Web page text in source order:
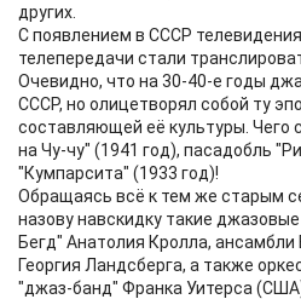
других.
С появлением в СССР
телепередачи стали
Очевидно, что на 30-40-е годы
СССР, но олицетворял собой ту
составляющей её культуры. Чего
на Чу-чу" (1941 год), пасадобль
"Кумпарсита" (1933 год)!
Обращаясь всё к тем же старым
назову навскидку такие
Бегд" Анатолия Кролла,
Георгия Ландсберга, а также
"джаз-банд" Франка Уитерса